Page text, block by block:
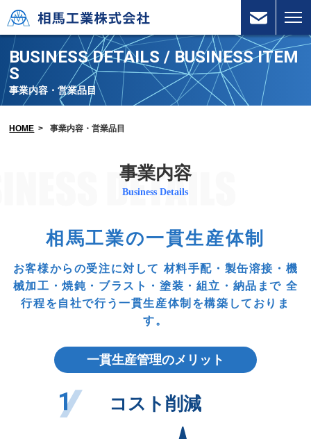
BUSINESS DETAILS / BUSINESS ITEM
S
事業内容・営業品目
HOME > 事業内容・営業品目
事業内容
Business Details
相馬工業の一貫生産体制
お客様からの受注に対して 材料手配・製缶溶接・機
械加工・焼鈍・ブラスト・塗装・組立・納品まで 全
行程を自社で行う一貫生産体制を構築しておりま
す。
一貫生産管理のメリット
コスト削減